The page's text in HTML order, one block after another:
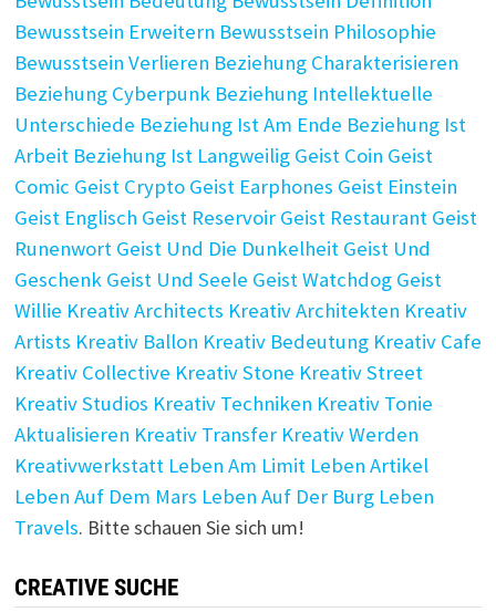
Bewusstsein Erweitern Bewusstsein Philosophie
Bewusstsein Verlieren Beziehung Charakterisieren
Beziehung Cyberpunk Beziehung Intellektuelle
Unterschiede Beziehung Ist Am Ende Beziehung Ist
Arbeit Beziehung Ist Langweilig Geist Coin Geist
Comic Geist Crypto Geist Earphones Geist Einstein
Geist Englisch Geist Reservoir Geist Restaurant Geist
Runenwort Geist Und Die Dunkelheit Geist Und
Geschenk Geist Und Seele Geist Watchdog Geist
Willie Kreativ Architects Kreativ Architekten Kreativ
Artists Kreativ Ballon Kreativ Bedeutung Kreativ Cafe
Kreativ Collective Kreativ Stone Kreativ Street
Kreativ Studios Kreativ Techniken Kreativ Tonie
Aktualisieren Kreativ Transfer Kreativ Werden
Kreativwerkstatt Leben Am Limit Leben Artikel
Leben Auf Dem Mars Leben Auf Der Burg Leben
Travels. Bitte schauen Sie sich um!
CREATIVE SUCHE